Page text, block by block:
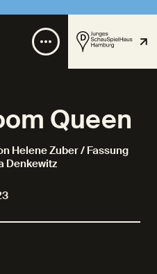
Queen
Helene Zuber / Fassung
Denkewitz